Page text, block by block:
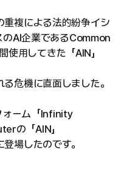
重複による法的紛争イシ
AI企業であるCommon
用してきた「AIN」
危機に直面しました。
ォーム「Infinity
の「AIN」
場したのです。